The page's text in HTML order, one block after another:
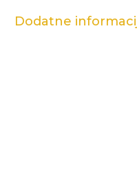
Dodatne